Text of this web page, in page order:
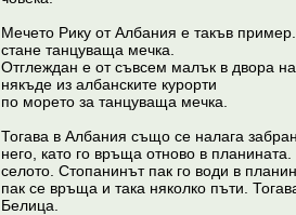
Мечето Рику от Албания е такъв
стане танцуваща мечка.
Отглеждан е от съвсем малък в двора
някъде из албанските курорти
по морето за танцуваща мечка.
Тогава в Албания също се налага
него, като го връща отново в
селото. Стопанинът пак го води в
пак се връща и така няколко пъти.
Белица.